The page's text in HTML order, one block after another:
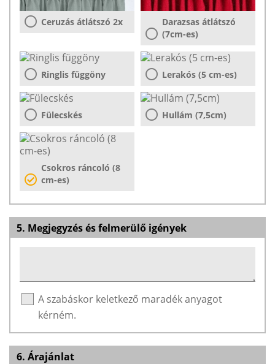
Ceruzás átlátszó 2x
Darazsas átlátszó
(7cm-es)
Ringlis függöny Lerakós (5 cm-es)
Fülecskés Hullám (7,5cm)
Csokros ráncoló (8
cm-es)
5. Megjegyzés és felmerülő igények
A szabáskor keletkező maradék anyagot
kérném.
6. Árajánlat